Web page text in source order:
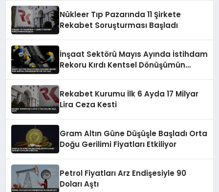
Nükleer Tıp Pazarında 11 Şirkete
Rekabet Soruşturması Başladı
İnşaat Sektörü Mayıs Ayında İstihdam
Rekoru Kırdı Kentsel Dönüşümün
Rekabet Kurumu İlk 6 Ayda 17 Milyar
Lira Ceza Kesti
Gram Altın Güne Düşüşle Başladı Orta
Doğu Gerilimi Fiyatları Etkiliyor
Petrol Fiyatları Arz Endişesiyle 90
Doları Aştı